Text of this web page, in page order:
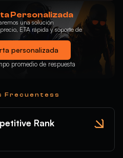
Personalizada
una solución
ETA rápida y soporte de
personalizada
promedio de respuesta
Frecuentess
Rank